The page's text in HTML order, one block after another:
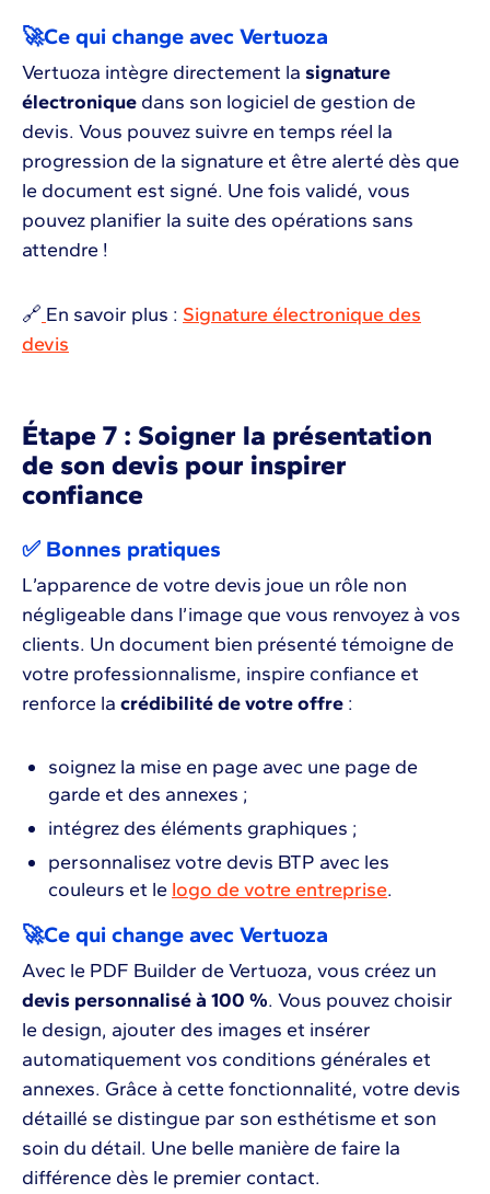
🚀Ce qui change avec Vertuoza
Vertuoza intègre directement la signature
électronique dans son logiciel de gestion de
devis. Vous pouvez suivre en temps réel la
progression de la signature et être alerté dès que
le document est signé. Une fois validé, vous
pouvez planifier la suite des opérations sans
attendre !
🔗 En savoir plus : Signature électronique des
devis
Étape 7 : Soigner la présentation
de son devis pour inspirer
confiance
✅ Bonnes pratiques
L’apparence de votre devis joue un rôle non
négligeable dans l’image que vous renvoyez à vos
clients. Un document bien présenté témoigne de
votre professionnalisme, inspire confiance et
renforce la crédibilité de votre offre :
soignez la mise en page avec une page de
garde et des annexes ;
intégrez des éléments graphiques ;
personnalisez votre devis BTP avec les
couleurs et le logo de votre entreprise.
🚀Ce qui change avec Vertuoza
Avec le PDF Builder de Vertuoza, vous créez un
devis personnalisé à 100 %. Vous pouvez choisir
le design, ajouter des images et insérer
automatiquement vos conditions générales et
annexes. Grâce à cette fonctionnalité, votre devis
détaillé se distingue par son esthétisme et son
soin du détail. Une belle manière de faire la
différence dès le premier contact.